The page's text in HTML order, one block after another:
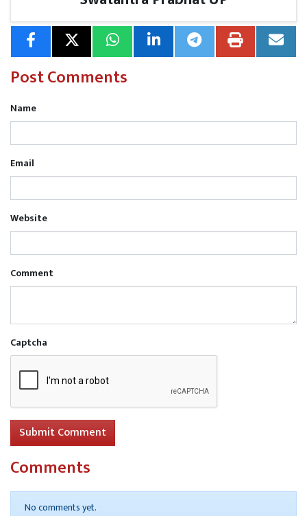
Post Comments
Name
Email
Website
Comment
Captcha
Submit Comment
Comments
No comments yet.